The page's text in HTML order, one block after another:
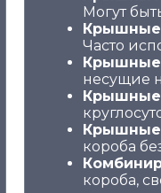
Могут
Крышные
Часто
несущие
Крышные
Крышные
короба
короба,